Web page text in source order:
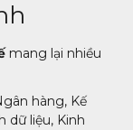
mang lại nhiều
hàng, Kế
dữ liệu, Kinh